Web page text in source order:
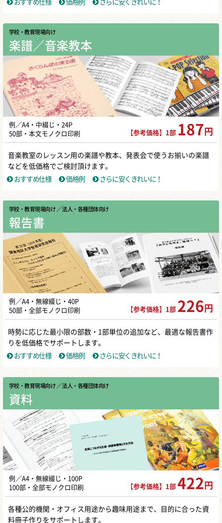
おすすめ仕様
価格例 さらに安くきれいに！
学校・教育現場向け
楽譜／音楽教本
例／A4・中綴じ・24P
50部・本文モノクロ印刷
【参考価格】1部 187 円
音楽教室のレッスン用の楽譜や教本、発表会で使うお揃いの楽譜
などを低価格でご検討頂けます。
おすすめ仕様
価格例 さらに安くきれいに！
学校・教育現場向け ／ 法人・各種団体向け
報告書
例／A4・無線綴じ・40P
50部・全部モノクロ印刷
【参考価格】1部 226 円
時勢に応じた最小限の部数・1部単位の追加など、最適な報告書作
りを低価格でサポートします。
おすすめ仕様
価格例 さらに安くきれいに！
学校・教育現場向け ／ 法人・各種団体向け
資料
例／A4・無線綴じ・100P
100部・全部モノクロ印刷
【参考価格】1部 422 円
各種公的機関・オフィス用途から趣味用途まで、目的に合った資
料冊子作りをサポートします。